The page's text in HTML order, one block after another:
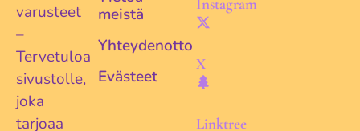
varusteet
–
Tervetuloa
sivustolle,
joka
tarjoaa
meistä
Yhteydenotto
Evästeet
Instagram
X
Linktree